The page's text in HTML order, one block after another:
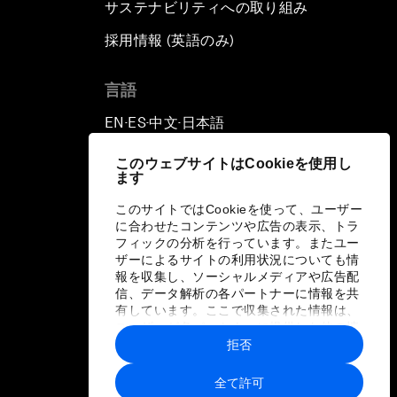
このウェブサイトはCookieを使用し
ます
このサイトではCookieを使って、ユーザー
に合わせたコンテンツや広告の表示、トラ
フィックの分析を行っています。またユー
ザーによるサイトの利用状況についても情
報を収集し、ソーシャルメディアや広告配
信、データ解析の各パートナーに情報を共
有しています。ここで収集された情報は、
ユーザーが各パートナーに提供した他の情
報や各パートナーのサービスを使用した際
に収集された情報と組み合わされ、各パー
トナーによって使用されることがありま
全て許可
拒否
サステナビリティへの取り組み
採用情報 (英語のみ)
言語
EN ▪ ES▪中文▪ 日本語